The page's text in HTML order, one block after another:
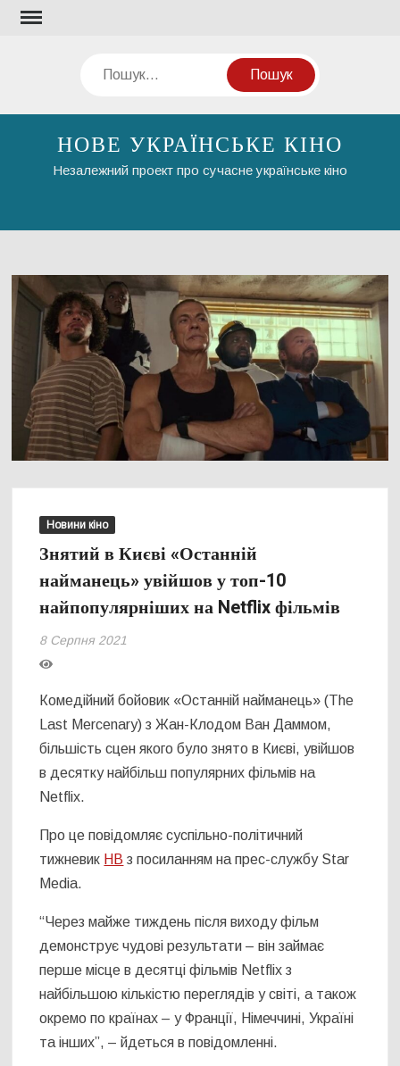
Перейти
Пошук
НОВЕ УКРАЇНСЬКЕ КІНО
Незалежний проект про сучасне українське кіно
Новини кіно
Знятий в Києві «Останній
найманець» увійшов у топ-10
найпопулярніших на Netflix фільмів
8 Серпня 2021
Комедійний бойовик «Останній найманець» (The
Last Mercenary) з Жан-Клодом Ван Даммом,
більшість сцен якого було знято в Києві, увійшов
в десятку найбільш популярних фільмів на
Netflix.
Про це повідомляє суспільно-політичний
тижневик НВ з посиланням на прес-службу Star
Media.
“Через майже тиждень після виходу фільм
демонструє чудові результати – він займає
перше місце в десятці фільмів Netflix з
найбільшою кількістю переглядів у світі, а також
окремо по країнах – у Франції, Німеччині, Україні
та інших”, – йдеться в повідомленні.